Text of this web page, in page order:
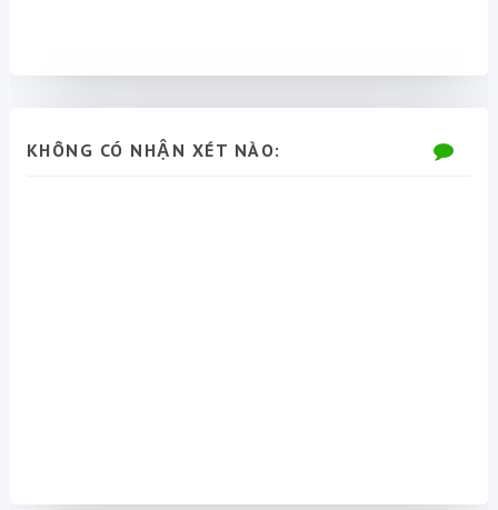
KHÔNG CÓ NHẬN XÉT NÀO: